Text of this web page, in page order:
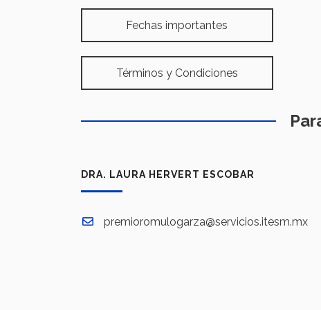
Fechas importantes
Términos y Condiciones
DRA. LAURA HERVERT ESCOBAR
premioromulogarza@servicios.itesm.mx